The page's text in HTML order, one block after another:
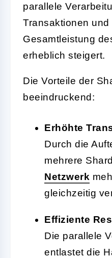
parallele
Transaktionen
Gesamtleistung
erheblich steigert.
Die Vorteile der
beeindruckend:
Erhöhte
Durch die
mehrere
Netzwerk
gleichzeitig
Effiziente
Die parallele
entlastet die